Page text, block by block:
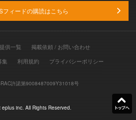
ィードの購読はこちら
供一覧
掲載依頼 / お問い合わせ
集
利用規約 プライバシーポリシー
許諾第9008487009Y31018号
eplus inc. All Rights Reserved.